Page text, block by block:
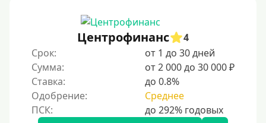
Центрофинанс
4
Срок:
от 1 до 30 дней
Сумма:
от 2 000 до 30 000 ₽
Ставка:
до 0.8%
Одобрение:
Среднее